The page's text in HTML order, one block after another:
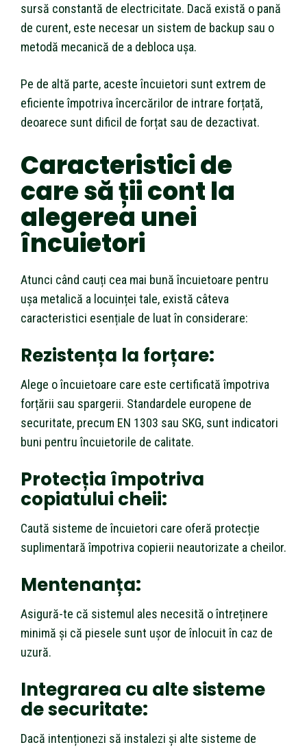
sursă constantă de electricitate. Dacă există o pană
de curent, este necesar un sistem de backup sau o
metodă mecanică de a debloca ușa.
Pe de altă parte, aceste încuietori sunt extrem de
eficiente împotriva încercărilor de intrare forțată,
deoarece sunt dificil de forțat sau de dezactivat.
Caracteristici de
care să ții cont la
alegerea unei
încuietori
Atunci când cauți cea mai bună încuietoare pentru
ușa metalică a locuinței tale, există câteva
caracteristici esențiale de luat în considerare:
Rezistența la forțare:
Alege o încuietoare care este certificată împotriva
forțării sau spargerii. Standardele europene de
securitate, precum EN 1303 sau SKG, sunt indicatori
buni pentru încuietorile de calitate.
Protecția împotriva
copiatului cheii:
Caută sisteme de încuietori care oferă protecție
suplimentară împotriva copierii neautorizate a cheilor.
Mentenanța:
Asigură-te că sistemul ales necesită o întreținere
minimă și că piesele sunt ușor de înlocuit în caz de
uzură.
Integrarea cu alte sisteme
de securitate:
Dacă intenționezi să instalezi și alte sisteme de